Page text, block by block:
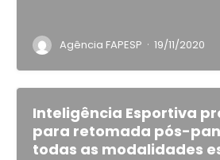
Agência FAPESP · 19/11/2020
Inteligência Esportiva
para retomada pós-
todas as modalidades